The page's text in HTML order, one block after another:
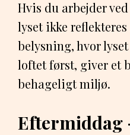
Hvis du arbejder
lyset ikke
belysning, hvor
loftet først, giver et
behageligt miljø.
Eftermiddag